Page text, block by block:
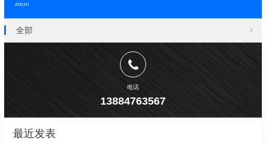
zixun
全部
电话
13884763567
最近发表